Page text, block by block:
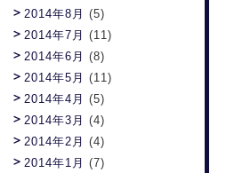
2014年8月 (5)
2014年7月 (11)
2014年6月 (8)
2014年5月 (11)
2014年4月 (5)
2014年3月 (4)
2014年2月 (4)
2014年1月 (7)